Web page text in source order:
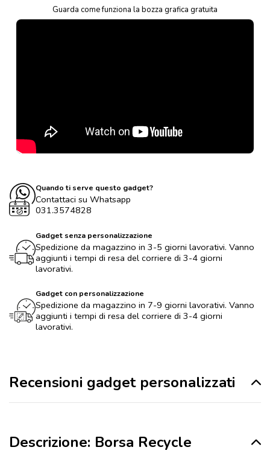
Guarda come funziona la bozza grafica gratuita
Quando ti serve questo gadget?
Contattaci su Whatsapp
031.3574828
Gadget senza personalizzazione
Spedizione da magazzino in 3-5 giorni lavorativi. Vanno
aggiunti i tempi di resa del corriere di 3-4 giorni
lavorativi.
Gadget con personalizzazione
Spedizione da magazzino in 7-9 giorni lavorativi. Vanno
aggiunti i tempi di resa del corriere di 3-4 giorni
lavorativi.
Recensioni gadget personalizzati
Descrizione: Borsa Recycle